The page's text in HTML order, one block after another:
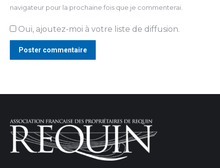
navigateur pour la prochaine fois que je commenterai.
Oui, ajoutez-moi à votre liste de diffusion.
Poster commentaire